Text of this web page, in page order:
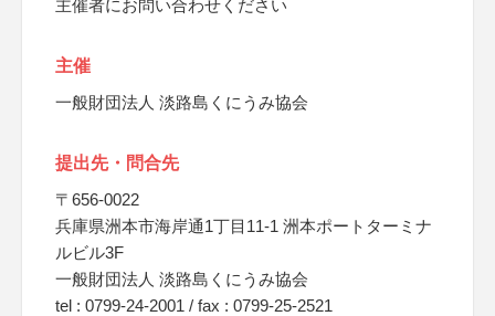
主催者にお問い合わせください
主催
一般財団法人 淡路島くにうみ協会
提出先・問合先
〒656-0022
兵庫県洲本市海岸通1丁目11-1 洲本ポートターミナ
ルビル3F
一般財団法人 淡路島くにうみ協会
tel : 0799-24-2001 / fax : 0799-25-2521